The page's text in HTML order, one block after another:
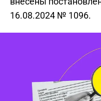
16.08.2024 № 1096.